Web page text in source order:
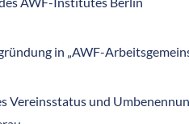
in „AWF-
Vereinsstatus und